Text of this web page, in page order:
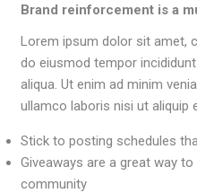
Brand reinforcement is a
Lorem ipsum dolor sit amet,
do eiusmod tempor
aliqua. Ut enim ad minim
ullamco laboris nisi ut aliquip
Stick to posting schedules
Giveaways are a great way
community